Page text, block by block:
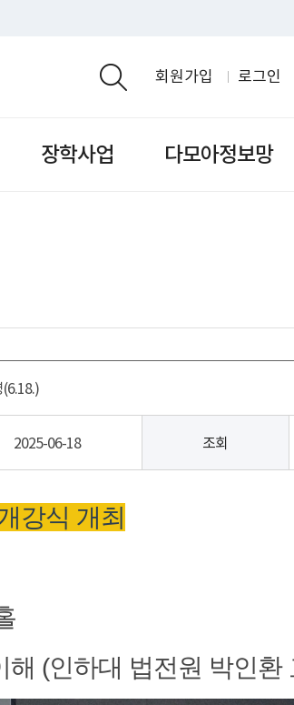
회원가입 로그인
장학사업 다모아정보망
2025-06-18 조회
강식 개최
(인하대 법전원 박인환